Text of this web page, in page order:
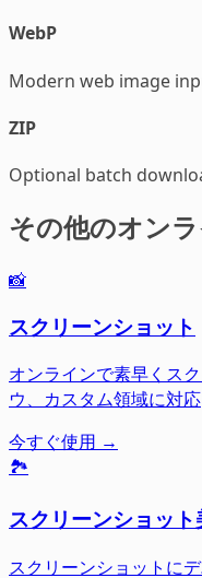
WebP
Modern web image
ZIP
Optional batch
その他のオン
📸
スクリーンショット
オンラインで素早くス
ウ、カスタム領域に対応
今すぐ使用 →
🏞️
スクリーンショット
スクリーンショットに